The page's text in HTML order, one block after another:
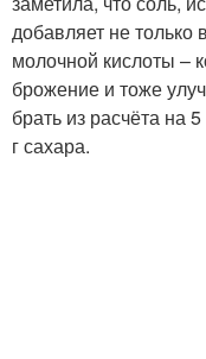
добавляет не только
молочной кислоты –
брожение и тоже
брать из расчёта на
г сахара.